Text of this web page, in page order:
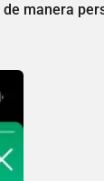
manera